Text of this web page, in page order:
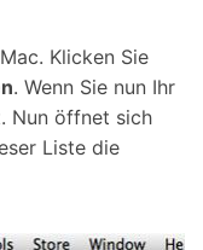
Klicken Sie
. Wenn Sie nun Ihr
Nun öffnet sich
Liste die